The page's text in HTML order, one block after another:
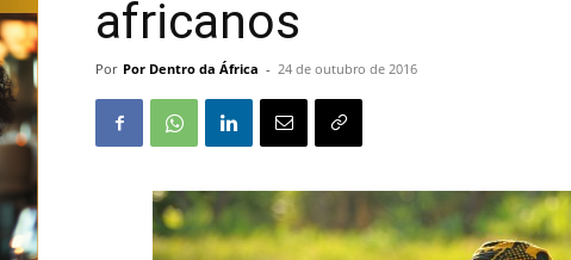
africanos
Por Por Dentro da África - 24 de outubro de 2016